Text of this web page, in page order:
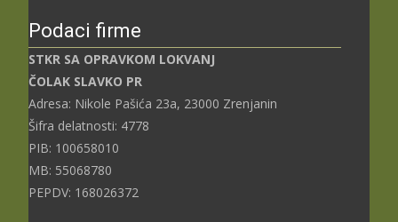
Podaci firme
STKR SA OPRAVKOM LOKVANJ
ČOLAK SLAVKO PR
Adresa: Nikole Pašića 23a, 23000 Zrenjanin
Šifra delatnosti: 4778
PIB: 100658010
MB: 55068780
PEPDV: 168026372